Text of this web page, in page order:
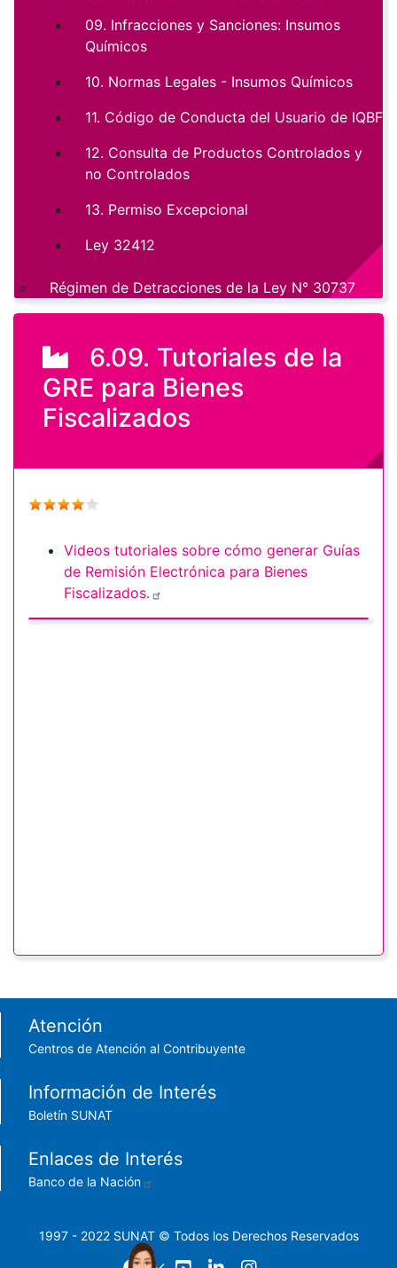
6.09. Tutoriales de la
GRE para Bienes
Fiscalizados
Videos tutoriales sobre cómo generar Guías
de Remisión Electrónica para Bienes
Fiscalizados.
09. Infracciones y Sanciones: Insumos
Químicos
10. Normas Legales - Insumos Químicos
11. Código de Conducta del Usuario de IQBF
12. Consulta de Productos Controlados y
no Controlados
13. Permiso Excepcional
Ley 32412
Régimen de Detracciones de la Ley N° 30737
Footer menu
Atención
Centros de Atención al Contribuyente
Información de Interés
Boletín SUNAT
Enlaces de Interés
Banco de la Nación
1997 - 2022 SUNAT © Todos los Derechos Reservados